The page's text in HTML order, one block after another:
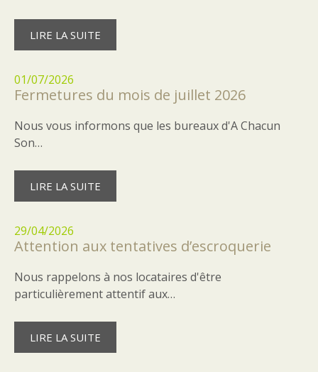
LIRE LA SUITE
01/07/2026
Fermetures du mois de juillet 2026
Nous vous informons que les bureaux d'A Chacun
Son…
LIRE LA SUITE
29/04/2026
Attention aux tentatives d’escroquerie
Nous rappelons à nos locataires d'être
particulièrement attentif aux…
LIRE LA SUITE